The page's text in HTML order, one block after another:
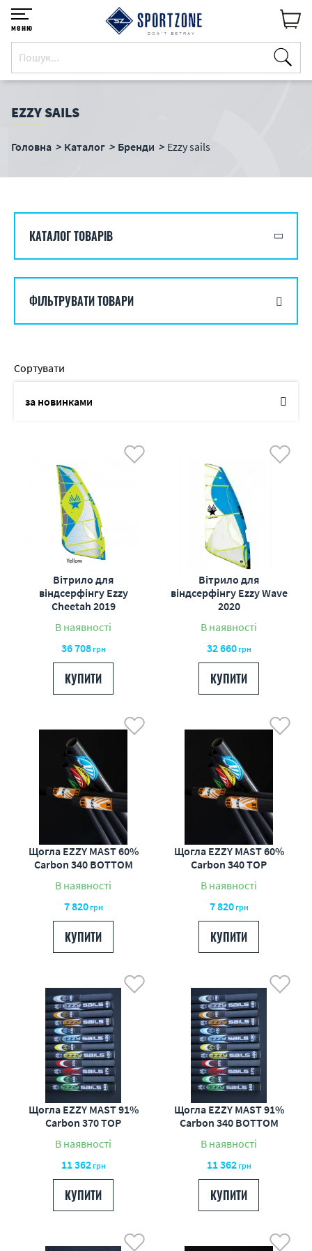
меню
EZZY SAILS
Головна Каталог Бренди Ezzy sails
КАТАЛОГ ТОВАРІВ
ФІЛЬТРУВАТИ ТОВАРИ
Сортувати
за новинками
від дешевих до дорогих
від дорогих до дешевих
по наявності
по акціям
Вітрило для
віндсерфінгу Ezzy
Cheetah 2019
В наявності
36 708грн
КУПИТИ
Вітрило для
віндсерфінгу Ezzy Wave
2020
В наявності
32 660грн
КУПИТИ
Щогла EZZY MAST 60%
Carbon 340 BOTTOM
В наявності
7 820грн
КУПИТИ
Щогла EZZY MAST 60%
Carbon 340 TOP
В наявності
7 820грн
КУПИТИ
Щогла EZZY MAST 91%
Carbon 370 TOP
В наявності
11 362грн
КУПИТИ
Щогла EZZY MAST 91%
Carbon 340 BOTTOM
В наявності
11 362грн
КУПИТИ